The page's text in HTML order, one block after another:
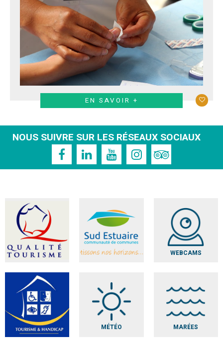
EN SAVOIR +
NOUS SUIVRE SUR LES RÉSEAUX SOCIAUX
WEBCAMS
MÉTÉO MARÉES